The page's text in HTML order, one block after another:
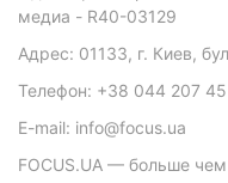
медиа - R40-03129
Адрес: 01133, г. Киев,
Телефон: +38 044 207
E-mail: info@focus.ua
FOCUS.UA — больше